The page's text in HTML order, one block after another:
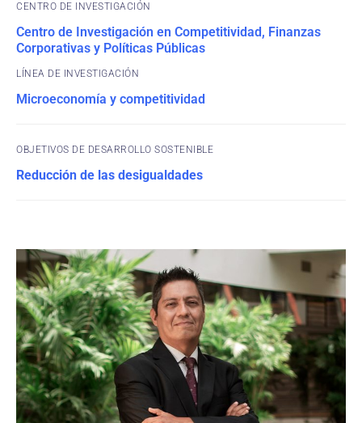
CENTRO DE INVESTIGACIÓN
Centro de Investigación en Competitividad, Finanzas
Corporativas y Políticas Públicas
Microeconomía y competitividad
OBJETIVOS DE DESARROLLO SOSTENIBLE
Reducción de las desigualdades